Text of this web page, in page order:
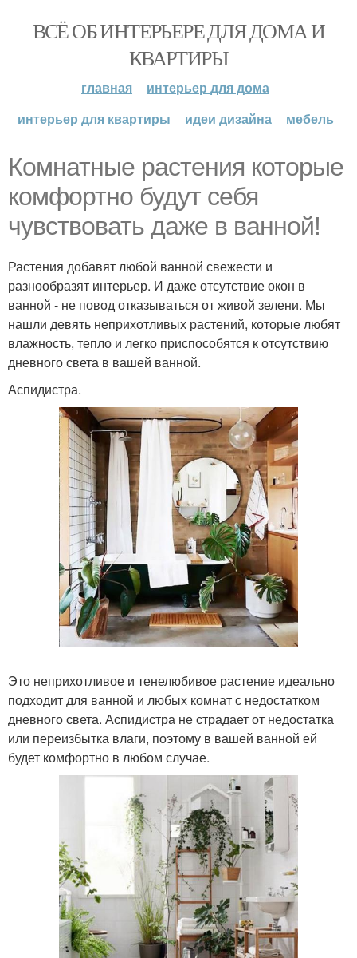
ВСЁ ОБ ИНТЕРЬЕРЕ ДЛЯ ДОМА И
КВАРТИРЫ
главная
интерьер для дома
интерьер для квартиры
идеи дизайна мебель
Комнатные растения которые
комфортно будут себя
чувствовать даже в ванной!
Растения добавят любой ванной свежести и
разнообразят интерьер. И даже отсутствие окон в
ванной - не повод отказываться от живой зелени. Мы
нашли девять неприхотливых растений, которые любят
влажность, тепло и легко приспособятся к отсутствию
дневного света в вашей ванной.
Аспидистра.
Это неприхотливое и тенелюбивое растение идеально
подходит для ванной и любых комнат с недостатком
дневного света. Аспидистра не страдает от недостатка
или переизбытка влаги, поэтому в вашей ванной ей
будет комфортно в любом случае.